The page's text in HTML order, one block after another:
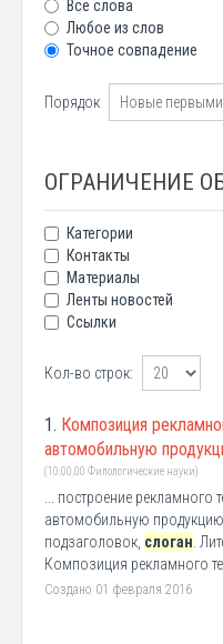
Все слова
Любое из слов
Точное совпадение
Порядок
ОГРАНИЧЕНИЕ
Категории
Контакты
Материалы
Ленты новостей
Ссылки
Кол-во строк:
1. Композиция
автомобильную
(10.00.00 Филологические науки)
... построение рекламного
автомобильную
подзаголовок, слоган .
Композиция рекламного
Создано 01 февраля 2016